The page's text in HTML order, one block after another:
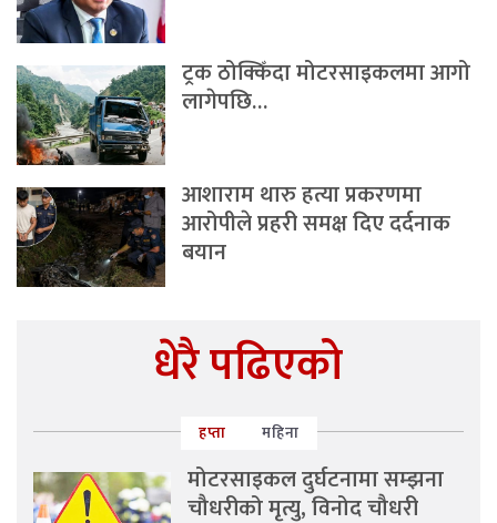
ट्रक ठोक्किँदा मोटरसाइकलमा आगो
लागेपछि…
आशाराम थारु हत्या प्रकरणमा
आरोपीले प्रहरी समक्ष दिए दर्दनाक
बयान
धेरै पढिएको
हप्ता महिना
मोटरसाइकल दुर्घटनामा सम्झना
चौधरीको मृत्यु, विनोद चौधरी